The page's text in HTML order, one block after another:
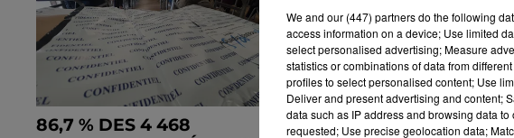
86,7 % DES 4 468
🔊 26 MILLIONS
We and our (447) partnersdo the following
access information on a device; Use limited
select personalised advertising; Measure
statistics or combinations of data from
profiles to select personalised content; Use
Deliver and present advertising and content;
data such as IP address and browsing data
requested; Use precise geolocation data;